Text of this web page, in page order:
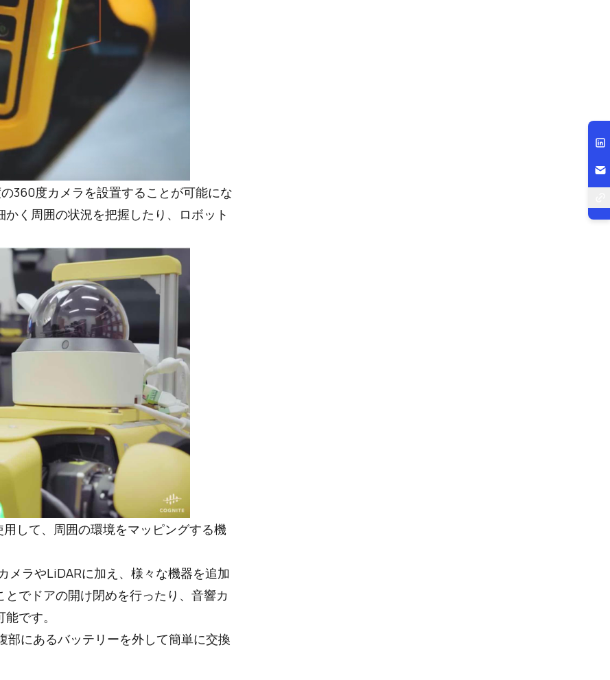
360度カメラを設置することが可能にな
く周囲の状況を把握したり、ロボット
して、周囲の環境をマッピングする機
ラやLiDARに加え、様々な機器を追加
でドアの開け閉めを行ったり、音響カ
です。
にあるバッテリーを外して簡単に交換